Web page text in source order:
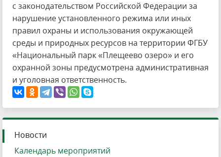
с законодательством Российской Федерации за
нарушение установленного режима или иных
правил охраны и использования окружающей
среды и природных ресурсов на территории ФГБУ
«Национальный парк «Плещеево озеро» и его
охранной зоны предусмотрена административная
и уголовная ответственность.
Новости
Календарь мероприятий